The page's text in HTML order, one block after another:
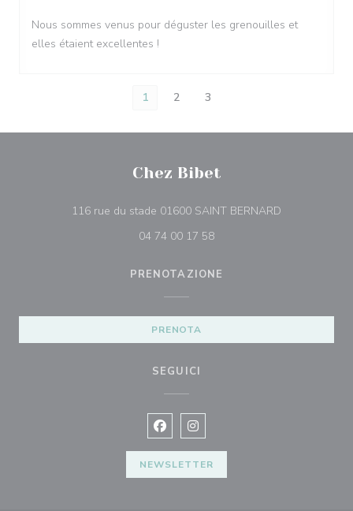
Nous sommes venus pour déguster les grenouilles et
elles étaient excellentes !
1 2 3
Chez Bibet
116 rue du stade 01600 SAINT BERNARD
04 74 00 17 58
PRENOTAZIONE
PRENOTA
SEGUICI
Facebook ((apre una nuova
Instagram ((apre una nuova
NEWSLETTER